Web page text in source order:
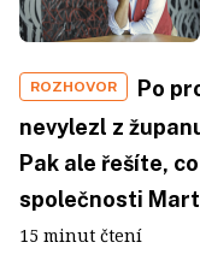
ROZHOVOR
Po
nevylezl z
Pak ale řešíte,
společnosti
15 minut čtení